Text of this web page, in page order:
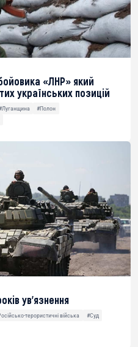
«ЛНР» який
українських позицій
#Полон
ув’язнення
терористичні війська
#Суд